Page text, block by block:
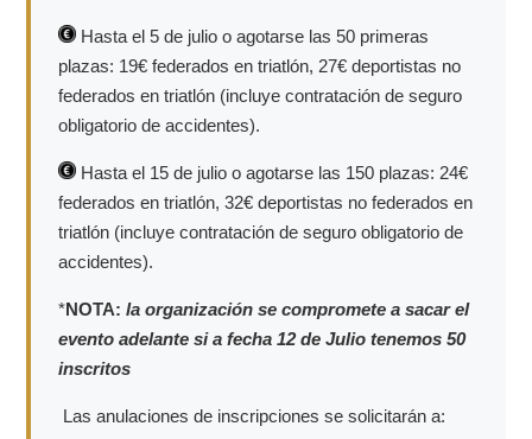
Hasta el 5 de julio o agotarse las 50 primeras
plazas: 19€ federados en triatlón, 27€ deportistas no
federados en triatlón (incluye contratación de seguro
obligatorio de accidentes).
Hasta el 15 de julio o agotarse las 150 plazas: 24€
federados en triatlón, 32€ deportistas no federados en
triatlón (incluye contratación de seguro obligatorio de
accidentes).
*NOTA: la organización se compromete a sacar el
evento adelante si a fecha 12 de Julio tenemos 50
inscritos
Las anulaciones de inscripciones se solicitarán a: